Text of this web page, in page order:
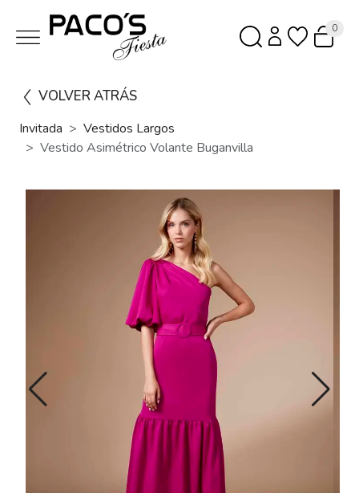
0
VOLVER ATRÁS
Invitada
Vestidos Largos
Vestido Asimétrico Volante Buganvilla